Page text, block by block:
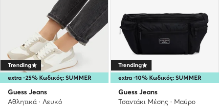
extra -25% Κωδικός: SUMMER
Trending
Guess Jeans
Αθλητικά · Λευκό
extra -10% Κωδικός: SUMMER
Trending
Guess Jeans
Τσαντάκι Μέσης · Μαύρο